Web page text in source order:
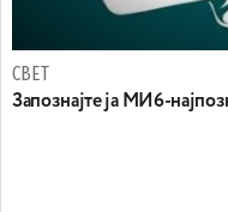
СВЕТ
Запознајте ја МИ6-